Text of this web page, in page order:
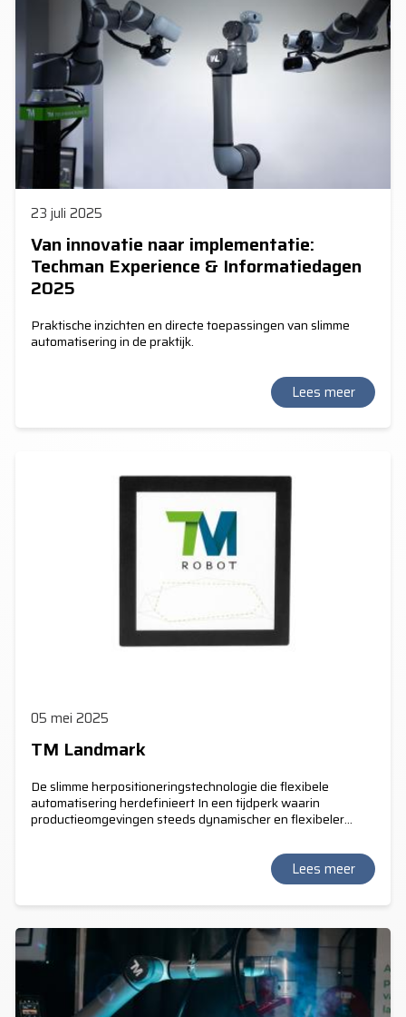
23 juli 2025
Van innovatie naar implementatie:
Techman Experience & Informatiedagen
2025
Praktische inzichten en directe toepassingen van slimme
automatisering in de praktijk.
Lees meer
05 mei 2025
TM Landmark
De slimme herpositioneringstechnologie die flexibele
automatisering herdefinieert In een tijdperk waarin
productieomgevingen steeds dynamischer en flexibeler
passen aan veranderende omstandigheden essentieel.
Techman Robot speelt hierop in met de innovatieve TM
Landmark-functie, een technologie die het herpositioneren
van cobots vereenvoudigt en versnelt, zonder de noodzaak
herprogrammering.
Lees meer